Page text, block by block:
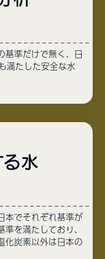
基準だけで無く、日
満たした安全な水
水
本でそれぞれ基準が
を満たしており、
化炭素以外は日本の